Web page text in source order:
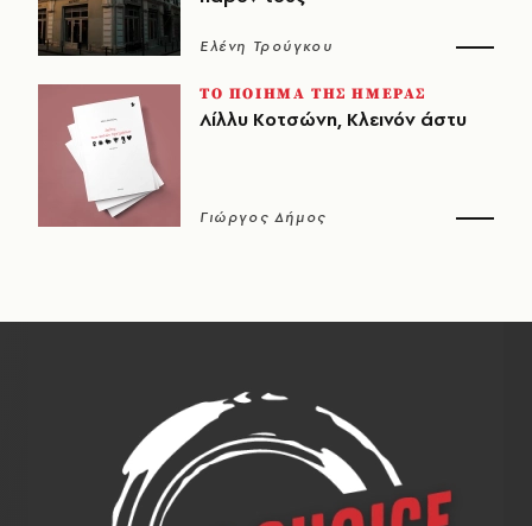
Ελένη Τρούγκου
ΤΟ ΠΟΙΗΜΑ ΤΗΣ ΗΜΕΡΑΣ
Λίλλυ Κοτσώνη, Κλεινόν άστυ
Γιώργος Δήμος